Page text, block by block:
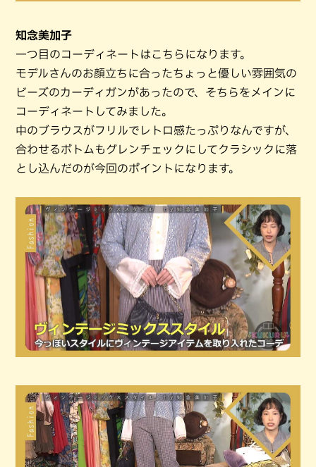
知念美加子
一つ目のコーディネートはこちらになります。
モデルさんのお顔立ちに合ったちょっと優しい雰囲気の
ビーズのカーディガンがあったので、そちらをメインに
コーディネートしてみました。
中のブラウスがフリルでレトロ感たっぷりなんですが、
合わせるボトムもグレンチェックにしてクラシックに落
とし込んだのが今回のポイントになります。